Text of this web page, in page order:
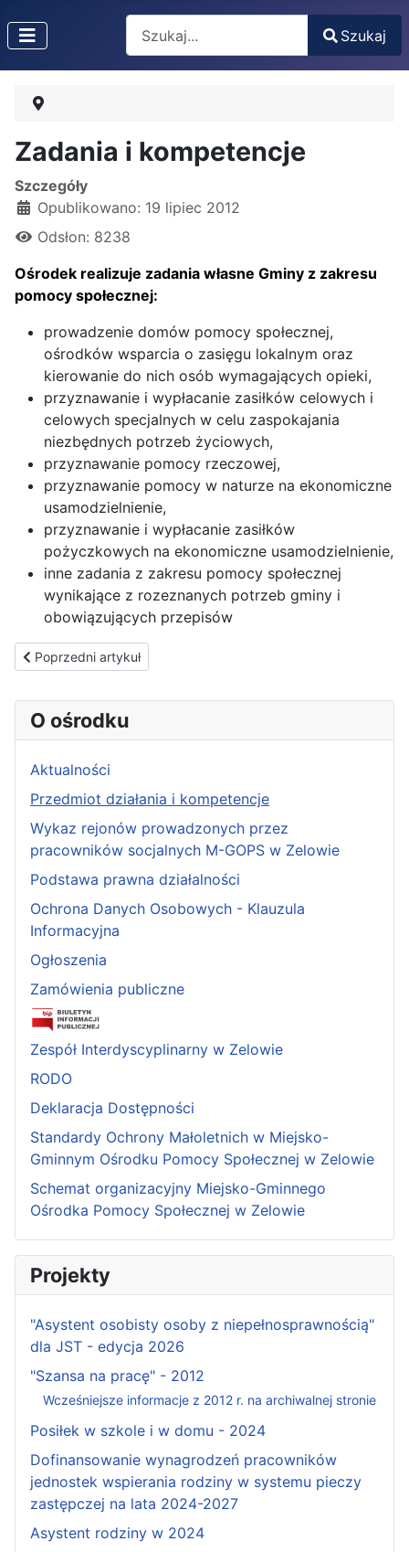
Type 2 or more characters for results.
Szukaj
Zadania i kompetencje
Szczegóły
Opublikowano: 19 lipiec 2012
Odsłon: 8238
Ośrodek realizuje zadania własne Gminy z zakresu
pomocy społecznej:
prowadzenie domów pomocy społecznej,
ośrodków wsparcia o zasięgu lokalnym oraz
kierowanie do nich osób wymagających opieki,
przyznawanie i wypłacanie zasiłków celowych i
celowych specjalnych w celu zaspokajania
niezbędnych potrzeb życiowych,
przyznawanie pomocy rzeczowej,
przyznawanie pomocy w naturze na ekonomiczne
usamodzielnienie,
przyznawanie i wypłacanie zasiłków
pożyczkowych na ekonomiczne usamodzielnienie,
inne zadania z zakresu pomocy społecznej
wynikające z rozeznanych potrzeb gminy i
obowiązujących przepisów
Poprzedni artykuł: Podstawa prawna działalności
Poprzedni artykuł
O ośrodku
Aktualności
Przedmiot działania i kompetencje
Wykaz rejonów prowadzonych przez
pracowników socjalnych M-GOPS w Zelowie
Podstawa prawna działalności
Ochrona Danych Osobowych - Klauzula
Informacyjna
Ogłoszenia
Zamówienia publiczne
Zespół Interdyscyplinarny w Zelowie
RODO
Deklaracja Dostępności
Standardy Ochrony Małoletnich w Miejsko-
Gminnym Ośrodku Pomocy Społecznej w Zelowie
Schemat organizacyjny Miejsko-Gminnego
Ośrodka Pomocy Społecznej w Zelowie
Projekty
"Asystent osobisty osoby z niepełnosprawnością"
dla JST - edycja 2026
"Szansa na pracę" - 2012
Wcześniejsze informacje z 2012 r. na archiwalnej stronie
Posiłek w szkole i w domu - 2024
Dofinansowanie wynagrodzeń pracowników
jednostek wspierania rodziny w systemu pieczy
zastępczej na lata 2024-2027
Asystent rodziny w 2024